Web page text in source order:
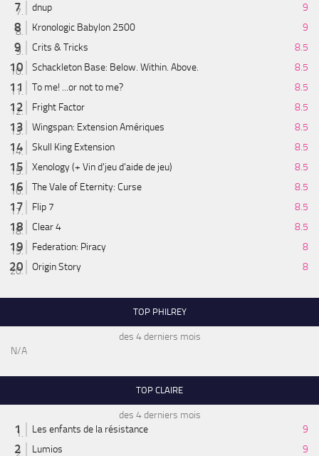
dnup
9
Kronologic Babylon 2500
9
Crits & Tricks
8.5
Schackleton Base: Below. Within. Above.
8.5
To me! ...or not to me?
8.5
Fright Factor
8.5
Wingspan: Extension Amériques
8.5
Skull King Extension
8.5
Xenology (+ Vin d'jeu d'aide de jeu)
8.5
The Vale of Eternity: Curse
8.5
Flip 7
8.5
Clear 4
8.5
Federation: Piracy
8
Origin Story
8
TOP PHILREY
des 4 derniers mois
N/A
TOP CLAIRE
des 4 derniers mois
Les enfants de la résistance
9
Lumios
9